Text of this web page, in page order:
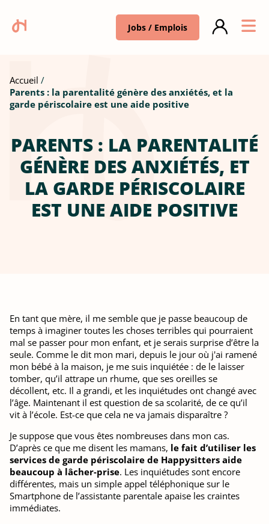
Jobs / Emplois
Accueil
Parents : la parentalité génère des anxiétés, et la
garde périscolaire est une aide positive
PARENTS : LA PARENTALITÉ
GÉNÈRE DES ANXIÉTÉS, ET
LA GARDE PÉRISCOLAIRE
EST UNE AIDE POSITIVE
En tant que mère, il me semble que je passe beaucoup de
temps à imaginer toutes les choses terribles qui pourraient
mal se passer pour mon enfant, et je serais surprise d’être la
seule. Comme le dit mon mari, depuis le jour où j'ai ramené
mon bébé à la maison, je me suis inquiétée : de le laisser
tomber, qu’il attrape un rhume, que ses oreilles se
décollent, etc. Il a grandi, et les inquiétudes ont changé avec
l’âge. Maintenant il est question de sa scolarité, de ce qu’il
vit à l’école. Est-ce que cela ne va jamais disparaître ?
Je suppose que vous êtes nombreuses dans mon cas.
D’après ce que me disent les mamans, le fait d’utiliser les
services de garde périscolaire de Happysitters aide
beaucoup à lâcher-prise. Les inquiétudes sont encore
différentes, mais un simple appel téléphonique sur le
Smartphone de l’assistante parentale apaise les craintes
immédiates.